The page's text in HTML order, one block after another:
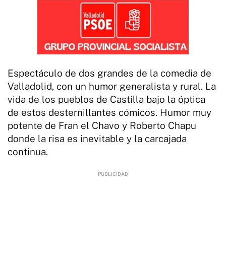
Espectáculo de dos grandes de la comedia de
Valladolid, con un humor generalista y rural. La
vida de los pueblos de Castilla bajo la óptica
de estos desternillantes cómicos. Humor muy
potente de Fran el Chavo y Roberto Chapu
donde la risa es inevitable y la carcajada
continua.